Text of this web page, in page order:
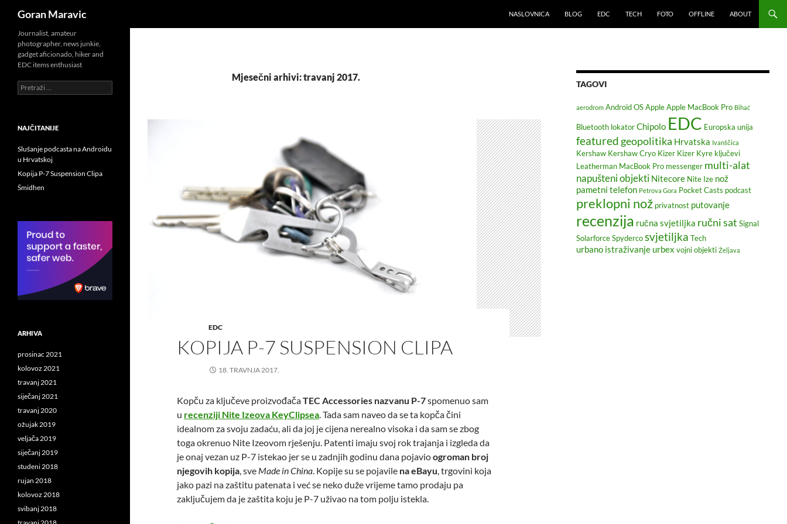
Skoči
sadržaja
Goran Maravic NASLOVNICA BLOG EDC TECH FOTO OFFLINE ABOUT
Mjesečni arhivi: travanj 2017.
EDC
KOPIJA P-7 SUSPENSION CLIPA
18. TRAVNJA 2017.
Kopču za ključeve proizvođačaTEC Accessories nazvanu P-7spomenuo sam
u recenziji Nite Izeova KeyClipsea. Tada sam naveo da se ta kopča čini
idealnom za svoju zadaću, ali da joj je cijena nerealno visoka i da sam se zbog
toga okrenuo Nite Izeovom rješenju. Patenti imaju svoj rok trajanja i izgleda da
je onaj vezan uz P-7 istekao jer se u zadnjih godinu dana pojavioogroman broj
njegovih kopija, sve Made in China. Kopije su se pojavile na eBayu, trgovini koja
jako pazi na zaštitu patenata i već se neko duže vrijeme tamo prodaju pa
zaključujem da je zaštita koju je P-7 uživao na tom polju istekla.
TAGOVI
aerodrom Android OS Apple Apple MacBook Pro Bihać
Bluetooth lokator Chipolo EDC Europska unija
featured geopolitika Hrvatska Ivanščica
Kershaw Kershaw Cryo Kizer Kizer Kyre ključevi
Leatherman MacBook Pro messenger multi-alat
napušteni objekti Nitecore Nite Ize nož
pametni telefon Petrova Gora Pocket Casts podcast
preklopni nož privatnost putovanje
recenzija ručna svjetiljka ručni sat Signal
Solarforce Spyderco svjetiljka Tech
urbano istraživanje urbex vojni objekti Željava
Journalist, amateur
photographer, news junkie,
gadget aficionado, hiker and
EDC items enthusiast
Pretraži:
NAJČITANIJE
Slušanje podcasta na Androidu
u Hrvatskoj
Kopija P-7 Suspension Clipa
Šmidhen
ARHIVA
prosinac 2021
kolovoz 2021
travanj 2021
siječanj 2021
travanj 2020
ožujak 2019
veljača 2019
siječanj 2019
studeni 2018
rujan 2018
kolovoz 2018
svibanj 2018